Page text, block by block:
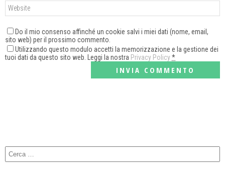
Do il mio consenso affinché un cookie salvi i miei dati (nome, email,
sito web) per il prossimo commento.
Utilizzando questo modulo accetti la memorizzazione e la gestione dei
tuoi dati da questo sito web. Leggi la nostra Privacy Policy*